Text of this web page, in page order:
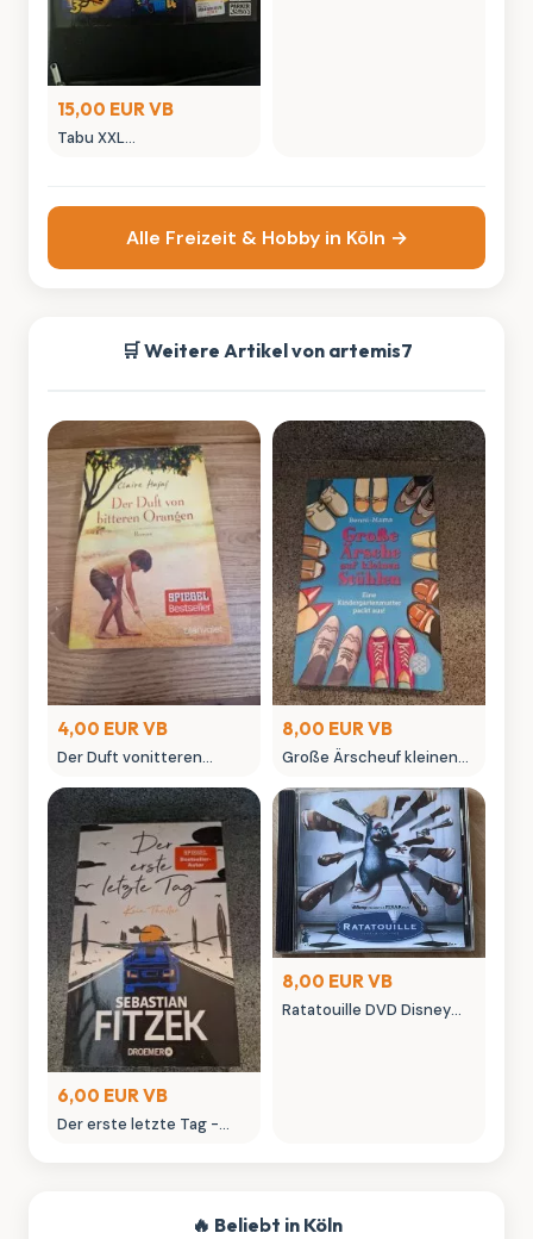
15,00 EUR VB
Tabu XXL
Alle Freizeit & Hobby in Köln →
🛒 Weitere Artikel von artemis7
4,00 EUR VB
Der Duft vonitteren
Roman
8,00 EUR VB
Große Ärscheuf kleinen
Benni-Mama
6,00 EUR VB
Der erste letzte Tag -
8,00 EUR VB
Ratatouille DVD Disney
🔥 Beliebt in Köln